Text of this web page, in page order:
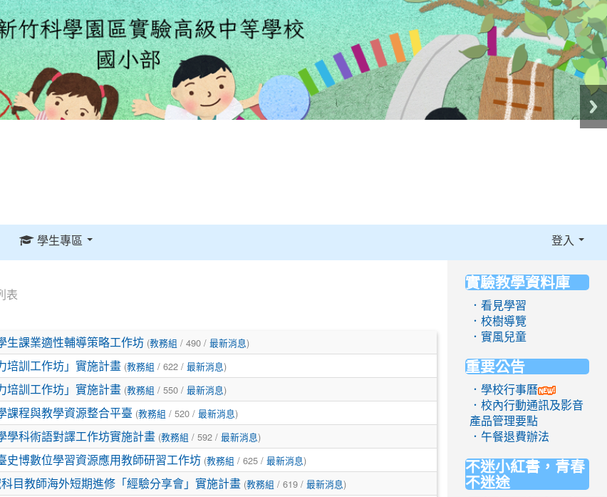
學生專區 登入
表
生課業適性輔導策略工作坊 (教務組 / 490 / 最新消息)
培訓工作坊」實施計畫 (教務組 / 622 / 最新消息)
培訓工作坊」實施計畫 (教務組 / 550 / 最新消息)
課程與教學資源整合平臺 (教務組 / 520 / 最新消息)
學科術語對譯工作坊實施計畫 (教務組 / 592 / 最新消息)
史博數位學習資源應用教師研習工作坊 (教務組 / 625 / 最新消息)
目教師海外短期進修「經驗分享會」實施計畫 (教務組 / 619 / 最新消息)
實驗教學資料庫
．看見學習
．校樹導覽
．實風兒童
重要公告
．學校行事曆
．校內行動通訊及影音
產品管理要點
．午餐退費辦法
不迷小紅書，青春
不迷途